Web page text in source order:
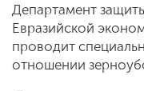
Департамент
Евразийской
проводит
отношении